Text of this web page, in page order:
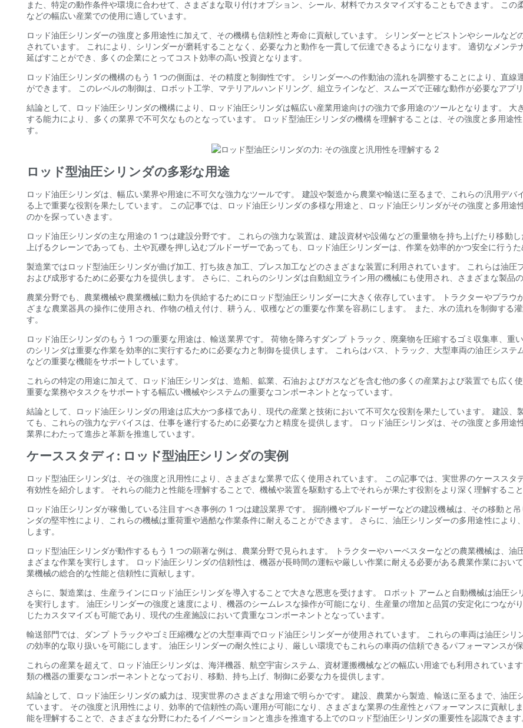
また、特定の動作条件や環境に合わせて、さまざまな取り付けオプション、シール、材料でカスタマイズすることもできます。 こ
などの幅広い産業での使用に適しています。
ロッド油圧シリンダーの強度と多用途性に加えて、その機構も信頼性と寿命に貢献しています。 シリンダーとピストンやシールな
されています。 これにより、シリンダーが磨耗することなく、必要な力と動作を一貫して伝達できるようになります。 適切なメン
延ばすことができ、多くの企業にとってコスト効率の高い投資となります。
ロッド油圧シリンダの機構のもう 1 つの側面は、その精度と制御性です。 シリンダーへの作動油の流れを調整することにより、直
ができます。 このレベルの制御は、ロボット工学、マテリアルハンドリング、組立ラインなど、スムーズで正確な動作が必要なアプ
結論として、ロッド油圧シリンダの機構により、ロッド油圧シリンダは幅広い産業用途向けの強力で多用途のツールとなります。
する能力により、多くの業界で不可欠なものとなっています。 ロッド型油圧シリンダの機構を理解することは、その強度と多用途
す。
ロッド型油圧シリンダの多彩な用途
ロッド油圧シリンダは、幅広い業界や用途に不可欠な強力なツールです。 建設や製造から農業や輸送に至るまで、これらの汎用デ
る上で重要な役割を果たしています。 この記事では、ロッド油圧シリンダの多様な用途と、ロッド油圧シリンダがその強度と多用
のかを探っていきます。
ロッド油圧シリンダの主な用途の 1 つは建設分野です。 これらの強力な装置は、建設資材や設備などの重量物を持ち上げたり移動
上げるクレーンであっても、土や瓦礫を押し込むブルドーザーであっても、ロッド油圧シリンダーは、作業を効率的かつ安全に行うた
製造業ではロッド型油圧シリンダが曲げ加工、打ち抜き加工、プレス加工などのさまざまな装置に利用されています。 これらは油
および成形するために必要な力を提供します。 さらに、これらのシリンダは自動組立ライン用の機械にも使用され、さまざまな製品
農業分野でも、農業機械や農業機械に動力を供給するためにロッド型油圧シリンダーに大きく依存しています。 トラクターやプラ
ざまな農業器具の操作に使用され、作物の植え付け、耕うん、収穫などの重要な作業を容易にします。 また、水の流れを制御する
す。
ロッド油圧シリンダのもう 1 つの重要な用途は、輸送業界です。 荷物を降ろすダンプ トラック、廃棄物を圧縮するゴミ収集車、重
のシリンダは重要な作業を効率的に実行するために必要な力と制御を提供します。 これらはバス、トラック、大型車両の油圧シス
などの重要な機能をサポートしています。
これらの特定の用途に加えて、ロッド油圧シリンダは、造船、鉱業、石油およびガスなどを含む他の多くの産業および装置でも広く
重要な業務やタスクをサポートする幅広い機械やシステムの重要なコンポーネントとなっています。
結論として、ロッド油圧シリンダの用途は広大かつ多様であり、現代の産業と技術において不可欠な役割を果たしています。 建設
ても、これらの強力なデバイスは、仕事を遂行するために必要な力と精度を提供します。 ロッド油圧シリンダは、その強度と多用
業界にわたって進歩と革新を推進しています。
ケーススタディ: ロッド型油圧シリンダの実例
ロッド型油圧シリンダは、その強度と汎用性により、さまざまな業界で広く使用されています。 この記事では、実世界のケースス
有効性を紹介します。 それらの能力と性能を理解することで、機械や装置を駆動する上でそれらが果たす役割をより深く理解すること
ロッド油圧シリンダが稼働している注目すべき事例の 1 つは建設業界です。 掘削機やブルドーザーなどの建設機械は、その移動と
ンダの堅牢性により、これらの機械は重荷重や過酷な作業条件に耐えることができます。 さらに、油圧シリンダーの多用途性によ
します。
ロッド型油圧シリンダが動作するもう 1 つの顕著な例は、農業分野で見られます。 トラクターやハーベスターなどの農業機械は、
まざまな作業を実行します。 ロッド油圧シリンダの信頼性は、機器が長時間の運転や厳しい作業に耐える必要がある農業作業にお
業機械の総合的な性能と信頼性に貢献します。
さらに、製造業は、生産ラインにロッド油圧シリンダを導入することで大きな恩恵を受けます。 ロボット アームと自動機械は油圧
を実行します。 油圧シリンダーの強度と速度により、機器のシームレスな操作が可能になり、生産量の増加と品質の安定化につな
じたカスタマイズも可能であり、現代の生産施設において貴重なコンポーネントとなっています。
輸送部門では、ダンプ トラックやゴミ圧縮機などの大型車両でロッド油圧シリンダーが使用されています。 これらの車両は油圧シ
の効率的な取り扱いを可能にします。 油圧シリンダーの耐久性により、厳しい環境でもこれらの車両の信頼できるパフォーマンスが
これらの産業を超えて、ロッド油圧シリンダは、海洋機器、航空宇宙システム、資材運搬機械などの幅広い用途でも利用されていま
類の機器の重要なコンポーネントとなっており、移動、持ち上げ、制御に必要な力を提供します。
結論として、ロッド油圧シリンダの威力は、現実世界のさまざまな用途で明らかです。 建設、農業から製造、輸送に至るまで、油
ています。 その強度と汎用性により、効率的で信頼性の高い運用が可能になり、さまざまな業界の生産性とパフォーマンスに貢献し
能を理解することで、さまざまな分野にわたるイノベーションと進歩を推進する上でのロッド型油圧シリンダの重要性を認識できます